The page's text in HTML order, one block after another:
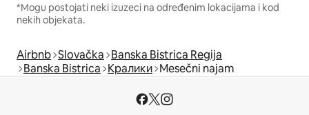
*Mogu postojati neki izuzeci na određenim lokacijama i kod
nekih objekata.
Airbnb Slovačka Banska Bistrica Regija
Banska Bistrica Кралики Mesečni najam